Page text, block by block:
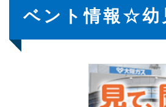
ベント情報☆幼